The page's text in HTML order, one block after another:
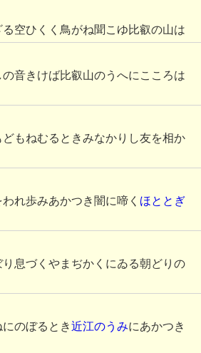
空ひくく鳥がね聞こゆ比叡の山は
音きけば比叡山のうへにこころは
もねむるときみなかりし友を相か
れ歩みあかつき闇に啼く ほととぎ
息づくやまぢかくにゐる朝どりの
のぼるとき近江のうみにあかつき